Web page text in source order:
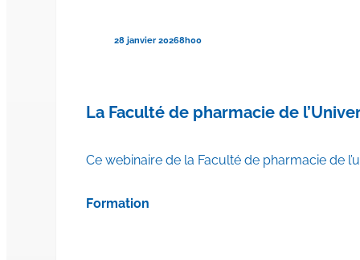
28 janvier 20268h00
La Faculté de pharmacie de
Ce webinaire de la Faculté de pharmacie de
Formation